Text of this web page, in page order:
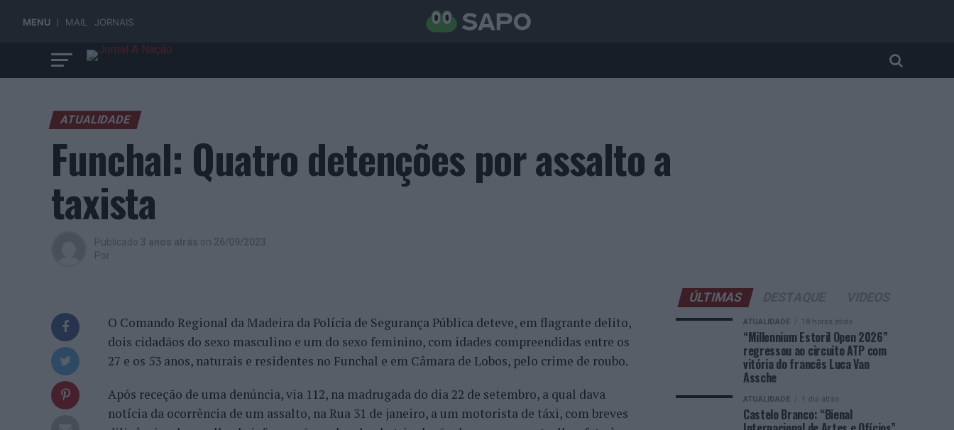
MENU MAIL JORNAIS
ATUALIDADE
Funchal: Quatro detenções por assalto a
taxista
Publicado 3 anos atrás on 26/09/2023
Por
O Comando Regional da Madeira da Polícia de Segurança Pública deteve, em flagrante delito,
dois cidadãos do sexo masculino e um do sexo feminino, com idades compreendidas entre os
27 e os 53 anos, naturais e residentes no Funchal e em Câmara de Lobos, pelo crime de roubo.
Após receção de uma denúncia, via 112, na madrugada do dia 22 de setembro, a qual dava
notícia da ocorrência de um assalto, na Rua 31 de janeiro, a um motorista de táxi, com breves
ÚLTIMAS
ATUALIDADE 18 horas atrás
“Millennium Estoril Open 2026”
regressou ao circuito ATP com
vitória do francês Luca Van
Assche
ATUALIDADE 1 dia atrás
Castelo Branco: “Bienal